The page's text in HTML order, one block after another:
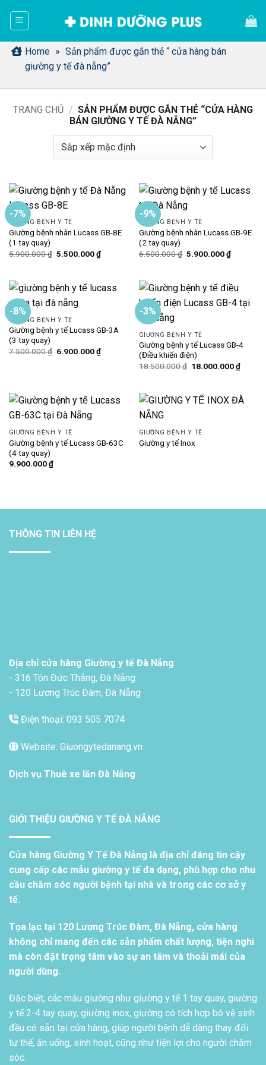
dung Home » Sản phẩm được gắn thẻ “ cửa hàng bán
giường y tế đà nẵng”
TRANG CHỦ / SẢN PHẨM ĐƯỢC GẮN THẺ “CỬA HÀNG
BÁN GIƯỜNG Y TẾ ĐÀ NẴNG”
-7%
GIƯỜNG BỆNH Y TẾ
Giường bệnh nhân Lucass GB-8E
(1 tay quay)
5.900.000₫ Giá
5.500.000₫Giá
hiện
5.500.000 ₫.
-9%
GIƯỜNG BỆNH Y TẾ
Giường bệnh nhân Lucass GB-9E
(2 tay quay)
6.500.000₫ Giá
5.900.000₫Giá
hiện
-8%
GIƯỜNG BỆNH Y TẾ
Giường bệnh y tế Lucass GB-3A
(3 tay quay)
7.500.000₫ Giá
6.900.000₫Giá
hiện
-3%
GIƯỜNG BỆNH Y TẾ
Giường bệnh y tế Lucass GB-4
(Điều khiển điện)
18.500.000₫ Giá
18.000.000₫Giá
hiện
GIƯỜNG BỆNH Y TẾ
Giường bệnh y tế Lucass GB-63C
(4 tay quay)
9.900.000₫
GIƯỜNG BỆNH Y TẾ
Giường y tế Inox
THÔNG TIN LIÊN HỆ
Địa chỉ cửa hàng Giường y tế Đà Nẵng
- 316 Tôn Đức Thắng, Đà Nẵng
- 120 Lương Trúc Đàm, Đà Nẵng
Điện thoại: 093 505 7074
Website: Giuongytedanang.vn
Dịch vụ Thuê xe lăn Đà Nẵng
GIỚI THIỆU GIƯỜNG Y TẾ ĐÀ NẴNG
Cửa hàng Giường Y Tế Đà Nẵng là địa chỉ đáng tin cậy
cung cấp các mẫu giường y tế đa dạng, phù hợp cho nhu
cầu chăm sóc người bệnh tại nhà và trong các cơ sở y
tế.
Tọa lạc tại 120 Lương Trúc Đàm, Đà Nẵng, cửa hàng
không chỉ mang đến các sản phẩm chất lượng, tiện nghi
mà còn đặt trọng tâm vào sự an tâm và thoải mái của
người dùng.
Đặc biệt, các mẫu giường như giường y tế 1 tay quay, giường
y tế 2-4 tay quay, giường inox, giường có tích hợp bô vệ sinh
đều có sẵn tại cửa hàng, giúp người bệnh dễ dàng thay đổi
tư thế, ăn uống, sinh hoạt, cũng như tiện lợi cho người chăm
sóc.